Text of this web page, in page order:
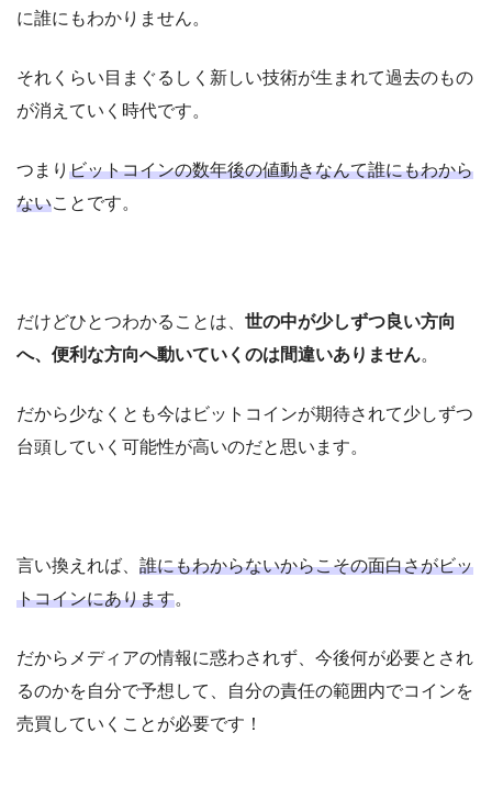
に誰にもわかりません。
それくらい目まぐるしく新しい技術が生まれて過去のもの
が消えていく時代です。
つまり ビットコインの数年後の値動きなんて誰にもわから
ないことです。
だけどひとつわかることは、 世の中が少しずつ良い方向
へ、便利な方向へ動いていくのは間違いありません。
だから少なくとも今はビットコインが期待されて少しずつ
台頭していく可能性が高いのだと思います。
言い換えれば、 誰にもわからないからこその面白さがビッ
トコインにあります。
だからメディアの情報に惑わされず、今後何が必要とされ
るのかを自分で予想して、自分の責任の範囲内でコインを
売買していくことが必要です！